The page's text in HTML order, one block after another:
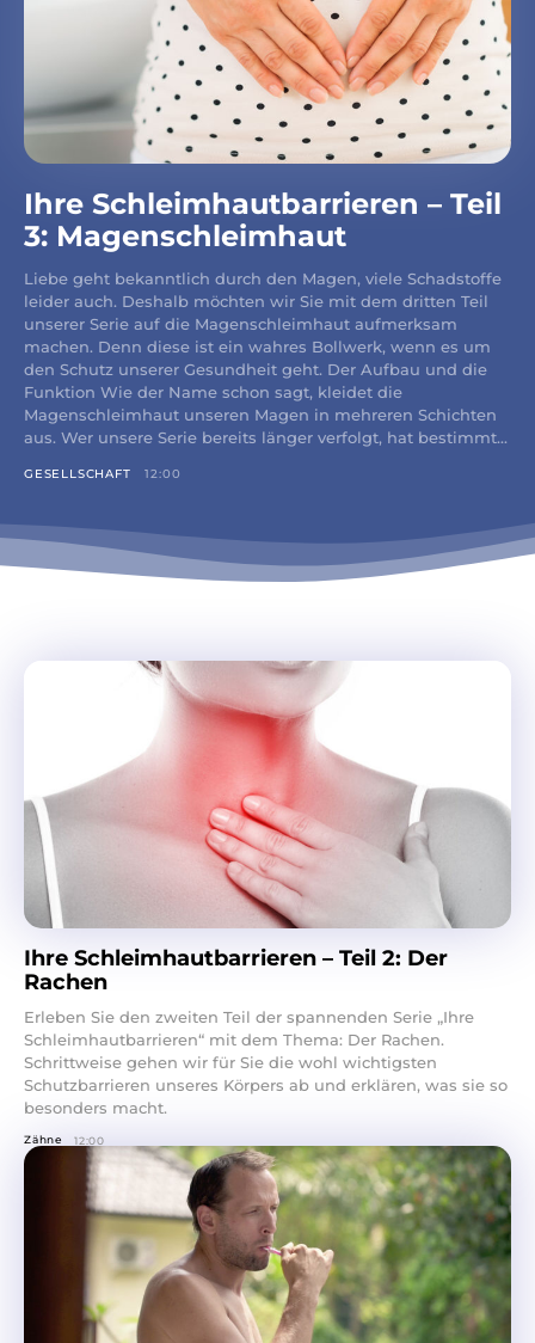
Ihre Schleimhautbarrieren – Teil
3: Magenschleimhaut
Liebe geht bekanntlich durch den Magen, viele Schadstoffe
leider auch. Deshalb möchten wir Sie mit dem dritten Teil
unserer Serie auf die Magenschleimhaut aufmerksam
machen. Denn diese ist ein wahres Bollwerk, wenn es um
den Schutz unserer Gesundheit geht. Der Aufbau und die
Funktion Wie der Name schon sagt, kleidet die
Magenschleimhaut unseren Magen in mehreren Schichten
aus. Wer unsere Serie bereits länger verfolgt, hat bestimmt...
GESELLSCHAFT 12:00
Ihre Schleimhautbarrieren – Teil 2: Der
Rachen
Erleben Sie den zweiten Teil der spannenden Serie „Ihre
Schleimhautbarrieren“ mit dem Thema: Der Rachen.
Schrittweise gehen wir für Sie die wohl wichtigsten
Schutzbarrieren unseres Körpers ab und erklären, was sie so
besonders macht.
Zähne 12:00